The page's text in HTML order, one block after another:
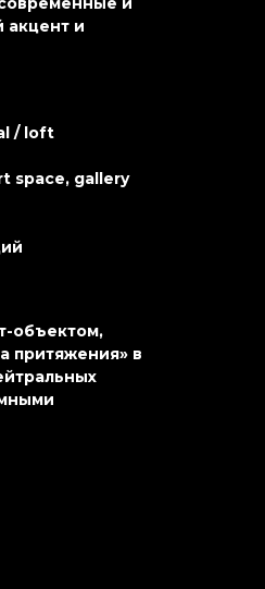
акцент и
/ loft
space, gallery
объектом,
притяжения» в